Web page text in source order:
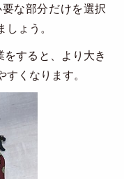
な部分だけを選択
ょう。
すると、より大き
くなります。